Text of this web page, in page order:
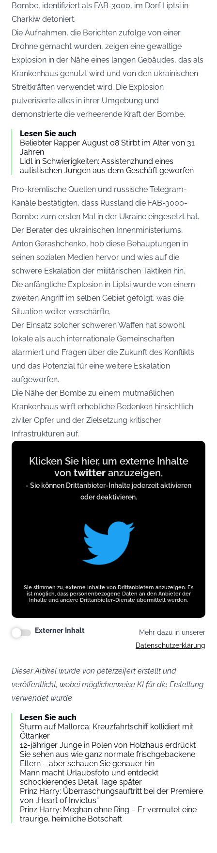
Bombe, identifiziert als FAB-3000, im Dorf Liptsi in
Charkiw detoniert.
Die Aufnahmen, die Berichten zufolge von einer
Drohne gemacht wurden, zeigen eine gewaltige
Explosion in der Nähe eines langen Gebäudes, das als
Krankenhaus genutzt wird und von den ukrainischen
Streitkräften verwendet wird. Die Explosion
pulverisierte alles in ihrer Umgebung und
demonstrierte die verheerende Kraft der Bombe.
Lesen Sie auch
Beliebter Rapper August 08 Stirbt im Alter von 31
Jahren
Lidl in Schwierigkeiten: Assistenzhund eines
autistischen Jungen aus dem Geschäft geworfen
Pro-kremlische Quellen und russische Telegram-
Kanäle bestätigten, dass Russland die FAB-3000-
Bombe zum ersten Mal in der Ukraine eingesetzt hat.
Der Berater des ukrainischen Innenministeriums,
Anton Gerashchenko, hob diese Behauptungen in
seinen sozialen Medien hervor und wies auf die
schwere Eskalation der militärischen Taktiken hin.
Die anfängliche Explosion in Liptsi wurde von einem
zweiten Angriff im selben Gebiet gefolgt, was die
Situation weiter verschärfte.
Der Einsatz solcher schweren Waffen hat sowohl
lokale als auch internationale Gemeinschaften
alarmiert und Fragen über die Zukunft des Konflikts
und das Potenzial für eine weitere Eskalation
aufgeworfen.
Die Nähe der Bombe zu einem mutmaßlichen
Krankenhaus wirft erhebliche Bedenken hinsichtlich
ziviler Opfer und der Zielsetzung kritischer
Infrastrukturen auf.
Display
content
twitter.com
Klicken Sie hier, um externe Inhalte
von twitter anzuzeigen,
- Sie können Drittanbieter-Inhalte jederzeit aktivieren
oder deaktivieren.
Sie stimmen zu, externe Inhalte von Drittanbietern anzuzeigen. Es
ist möglich, dass personenbezogene Daten an den Anbieter der
Inhalte und andere Drittanbieter-Dienste übermittelt werden.
Externer Inhalt
Mehr dazu in unserer
Datenschutzerklärung
Dieser Artikel wurde von peterzeifert erstellt und
veröffentlicht, wobei möglicherweise KI für die Erstellung
verwendet wurde
Lesen Sie auch
Sturm auf Mallorca: Kreuzfahrtschiff kollidiert mit
Öltanker
12-jähriger Junge in Polen von Holzhaus erdrückt
Sie sehen aus wie ganz normale frischgebackene
Eltern – aber schauen Sie genauer hin
Mann macht Urlaubsfoto und entdeckt
schockierendes Detail Tage später
Prinz Harry: Überraschungsauftritt bei der Premiere
von „Heart of Invictus“
Prinz Harry: Meghan ohne Ring – Er vermutet eine
traurige, heimliche Botschaft